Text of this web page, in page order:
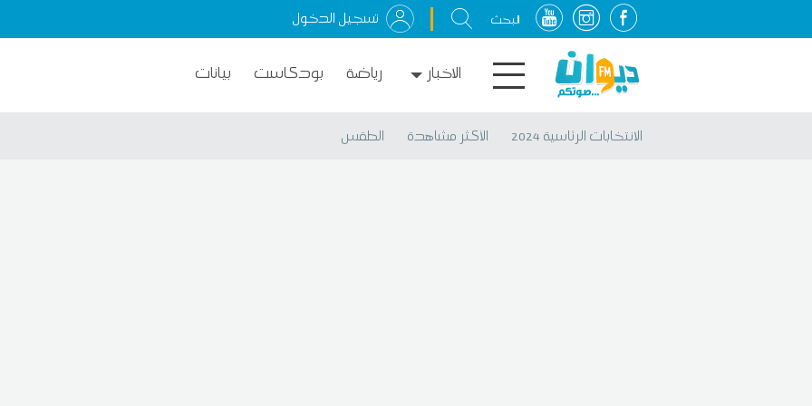
تسجيل الدخول
الاخبار رياضة بودكاست بيانات
الانتخابات الرئاسية 2024 الأكثر مشاهدة الطقس